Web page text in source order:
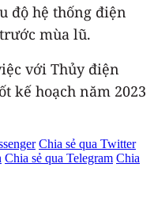
độ hệ thống điện
mùa lũ.
với Thủy điện
kế hoạch năm 2023
Chia sẻ qua Twitter
Chia sẻ qua Telegram Chia